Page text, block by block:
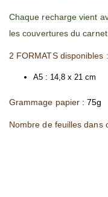
Chaque recharge vient
les couvertures du
2 FORMATS disponibles :
A5 : 14,8 x 21 cm
Grammage papier : 75g
Nombre de feuilles dans